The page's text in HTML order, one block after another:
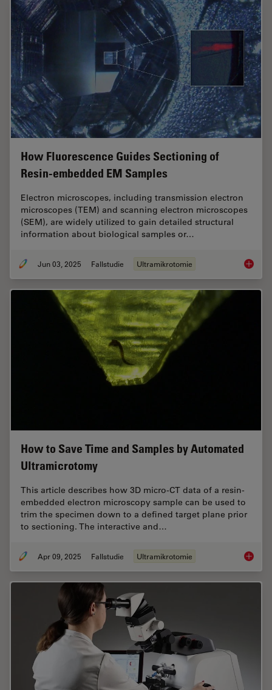
How Fluorescence Guides Sectioning of
Resin-embedded EM Samples
Electron microscopes, including transmission electron
microscopes (TEM) and scanning electron microscopes
(SEM), are widely utilized to gain detailed structural
information about biological samples or…
Jun 03, 2025 Fallstudie Ultramikrotomie How
How to Save Time and Samples by Automated
Ultramicrotomy
This article describes how 3D micro-CT data of a resin-
embedded electron microscopy sample can be used to
trim the specimen down to a defined target plane prior
to sectioning. The interactive and…
Apr 09, 2025 Fallstudie Ultramikrotomie How to